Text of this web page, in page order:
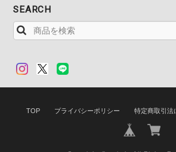
SEARCH
TOP プライバシーポリシー 特定商取引法